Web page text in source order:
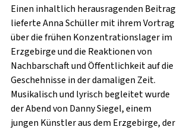
Einen inhaltlich herausragenden Beitrag
lieferte Anna Schüller mit ihrem Vortrag
über die frühen Konzentrationslager im
Erzgebirge und die Reaktionen von
Nachbarschaft und Öffentlichkeit auf die
Geschehnisse in der damaligen Zeit.
Musikalisch und lyrisch begleitet wurde
der Abend von Danny Siegel, einem
jungen Künstler aus dem Erzgebirge, der